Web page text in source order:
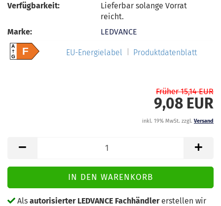
Verfügbarkeit:
Lieferbar solange Vorrat
reicht.
Marke:
LEDVANCE
A
GF EU-Energielabel Produktdatenblatt
Früher 15,14 EUR
9,08 EUR
inkl. 19% MwSt. zzgl. Versand
Als autorisierter LEDVANCE Fachhändlererstellen wir